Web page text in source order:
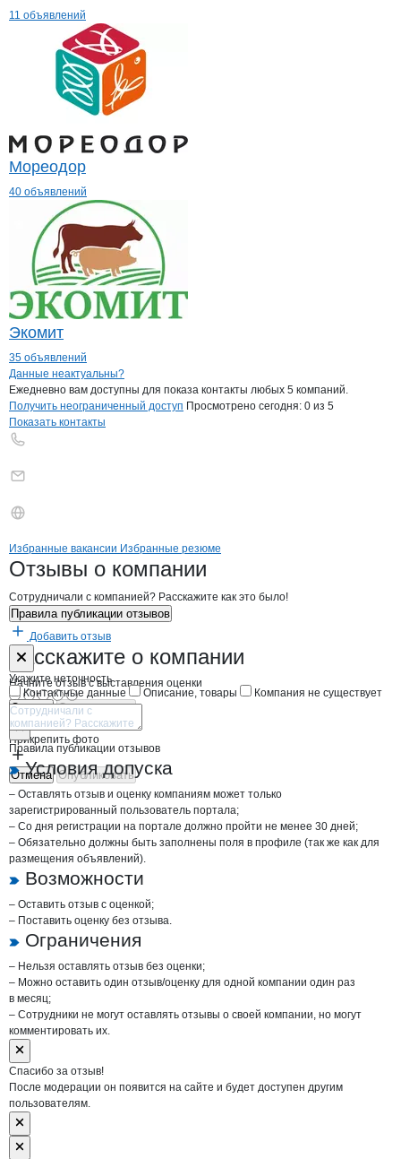
11 объявлений
Мореодор
40 объявлений
Экомит
35 объявлений
Контактыкомпании
+7(800)000-00-..
Данные неактуальны?
Ежедневно вам доступны для показа контакты любых 5 компаний.
Получить неограниченный доступ Просмотрено сегодня: 0 из 5
Показать контакты
Брендыкомпани
Вакансии вПРОИЗВОДСТВЕННАЯ
Избранные вакансии Избранные резюме
Новости oПРОИЗВОДСТВЕННАЯ
Отзывы о компании
Сотрудничали с компанией? Расскажите как это было!
Правила публикации отзывов
Добавить отзыв
Расскажите о компании
Начните отзыв с выставления оценки
Прикрепить фото
Отмена Опубликовать
Форма обратной связи о неточностях
Укажите неточность
Контактные данные
Описание, товары Компания не существует
Отмена Опубликовать
Правила публикации отзывов
Условия допуска
– Оставлять отзыв и оценку компаниям может только
зарегистрированный пользователь портала;
– Со дня регистрации на портале должно пройти не менее 30 дней;
– Обязательно должны быть заполнены поля в профиле (так же как для
размещения объявлений).
Возможности
– Оставить отзыв с оценкой;
– Поставить оценку без отзыва.
Ограничения
– Нельзя оставлять отзыв без оценки;
– Можно оставить один отзыв/оценку для одной компании один раз
в месяц;
– Сотрудники не могут оставлять отзывы о своей компании, но могут
комментировать их.
Спасибо за отзыв!
После модерации он появится на сайте и будет доступен другим
пользователям.